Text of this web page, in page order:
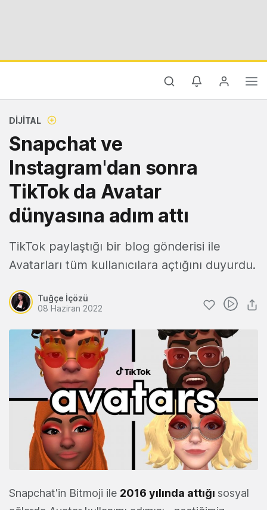
DIJITAL
Snapchat ve
Instagram'dan sonra
TikTok da Avatar
dünyasına adım attı
TikTok paylaştığı bir blog gönderisi ile
Avatarları tüm kullanıcılara açtığını duyurdu.
Tuğçe İçözü
08 Haziran 2022
Snapchat'in Bitmoji ile 2016 yılında attığı sosyal